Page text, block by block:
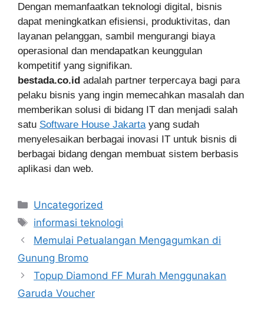
Dengan memanfaatkan teknologi digital, bisnis
dapat meningkatkan efisiensi, produktivitas, dan
layanan pelanggan, sambil mengurangi biaya
operasional dan mendapatkan keunggulan
kompetitif yang signifikan.
bestada.co.id adalah partner terpercaya bagi para
pelaku bisnis yang ingin memecahkan masalah dan
memberikan solusi di bidang IT dan menjadi salah
satu Software House Jakarta yang sudah
menyelesaikan berbagai inovasi IT untuk bisnis di
berbagai bidang dengan membuat sistem berbasis
aplikasi dan web.
Categories
Uncategorized
Tags
informasi teknologi
Memulai Petualangan Mengagumkan di
Gunung Bromo
Topup Diamond FF Murah Menggunakan
Garuda Voucher